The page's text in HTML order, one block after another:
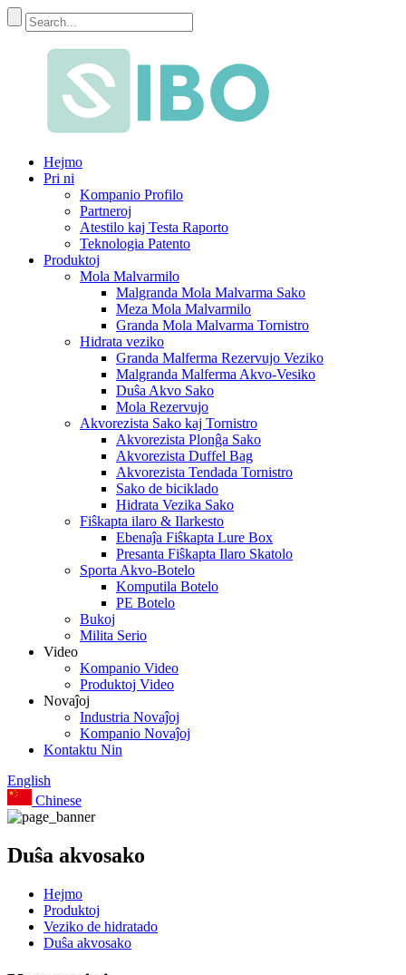
Hejmo
Pri ni
Kompanio Profilo
Partneroj
Atestilo kaj Testa Raporto
Teknologia Patento
Produktoj
Mola Malvarmilo
Malgranda Mola Malvarma Sako
Meza Mola Malvarmilo
Granda Mola Malvarma Tornistro
Hidrata veziko
Granda Malferma Rezervujo Veziko
Malgranda Malferma Akvo-Vesiko
Duŝa Akvo Sako
Mola Rezervujo
Akvorezista Sako kaj Tornistro
Akvorezista Plonĝa Sako
Akvorezista Duffel Bag
Akvorezista Tendada Tornistro
Sako de biciklado
Hidrata Vezika Sako
Fiŝkapta ilaro & Ilarkesto
Ebenaĵa Fiŝkapta Lure Box
Presanta Fiŝkapta Ilaro Skatolo
Sporta Akvo-Botelo
Komputila Botelo
PE Botelo
Bukoj
Milita Serio
Video
Kompanio Video
Produktoj Video
Novaĵoj
Industria Novaĵoj
Kompanio Novaĵoj
Kontaktu Nin
English
Chinese
Duŝa akvosako
Hejmo
Produktoj
Veziko de hidratado
Duŝa akvosako